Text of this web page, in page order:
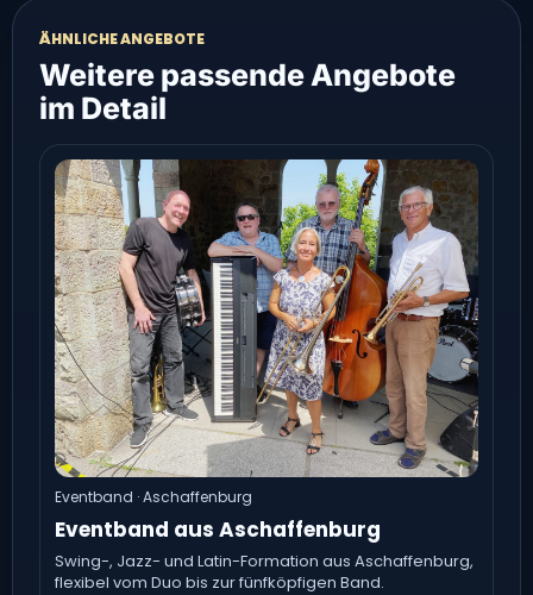
ÄHNLICHE ANGEBOTE
Weitere passende Angebote
im Detail
Eventband · Aschaffenburg
Eventband aus Aschaffenburg
Swing-, Jazz- und Latin-Formation aus Aschaffenburg,
flexibel vom Duo bis zur fünfköpfigen Band.